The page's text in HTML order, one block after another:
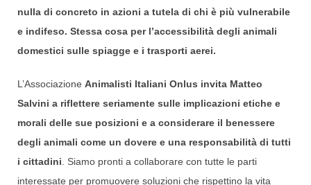
nulla di concreto in azioni a tutela di chi è più vulnerabile
e indifeso. Stessa cosa per l’accessibilità degli animali
domestici sulle spiagge e i trasporti aerei.
L’Associazione Animalisti Italiani Onlus invita Matteo
Salvini a riflettere seriamente sulle implicazioni etiche e
morali delle sue posizioni e a considerare il benessere
degli animali come un dovere e una responsabilità di tutti
i cittadini. Siamo pronti a collaborare con tutte le parti
interessate per promuovere soluzioni che rispettino la vita